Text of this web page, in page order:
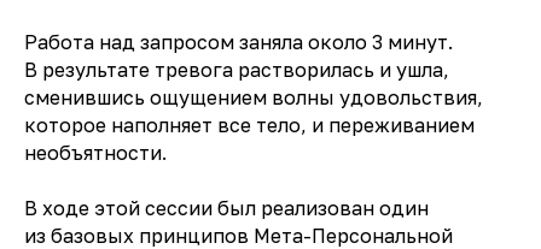
Работа над запросом заняла около 3 минут.
В результате тревога растворилась и ушла,
сменившись ощущением волны удовольствия,
которое наполняет все тело, и переживанием
необъятности.
В ходе этой сессии был реализован один
из базовых принципов Мета-Персональной